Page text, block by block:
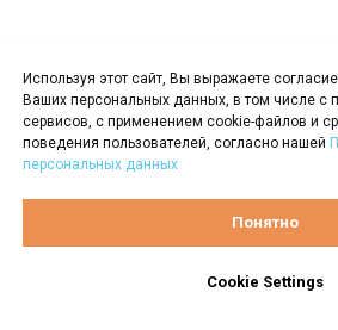
Роман
подростком, местным
Используя этот сайт, Вы выражаете
Ваших персональных данных, в том числе с
сервисов, с применением cookie-файлов и
поведения пользователей, согласно нашей
персональных данных
Понятно
Cookie Settings